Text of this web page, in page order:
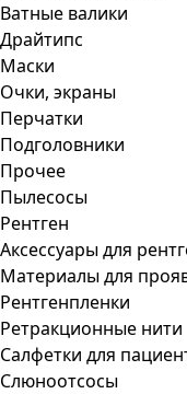
Ватные валики
Драйтипс
Маски
Очки, экраны
Перчатки
Подголовники
Прочее
Пылесосы
Рентген
Аксессуары для
Материалы для
Рентгенпленки
Ретракционные нити
Салфетки для
Слюноотсосы